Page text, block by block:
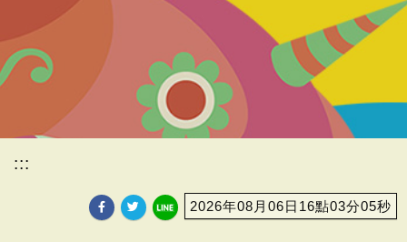
:::
2026年08月06日16點03分07秒